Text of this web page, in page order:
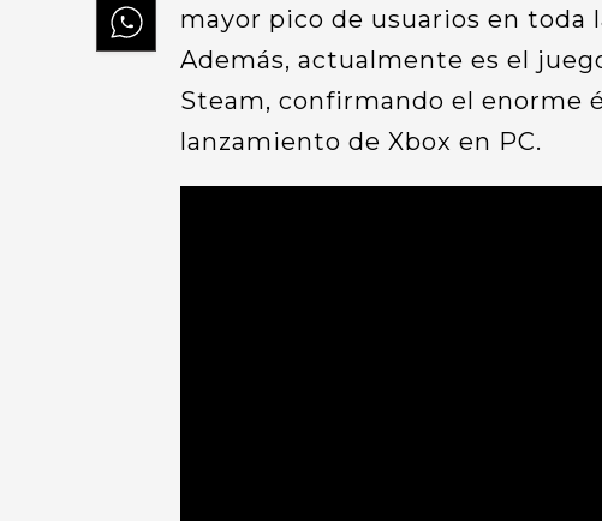
mayor pico de usuarios en toda
Además, actualmente es el
Steam, confirmando el enorme
lanzamiento de Xbox en PC.